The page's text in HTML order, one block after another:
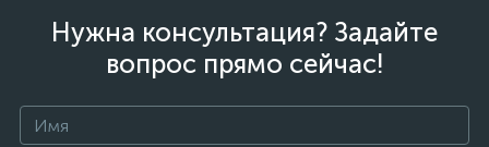
Нужна консультация? Задайте
вопрос прямо сейчас!